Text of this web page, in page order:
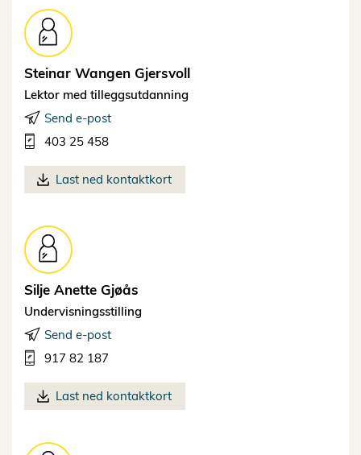
Steinar Wangen Gjersvoll
Lektor med tilleggsutdanning
Send e-post
403 25 458
Last ned kontaktkort
Silje Anette Gjøås
Undervisningsstilling
Send e-post
917 82 187
Last ned kontaktkort